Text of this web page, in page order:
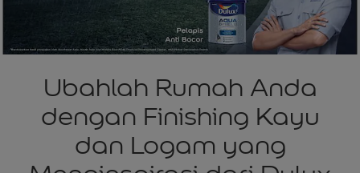
Ubahlah Rumah Anda
dengan Finishing Kayu
dan Logam yang